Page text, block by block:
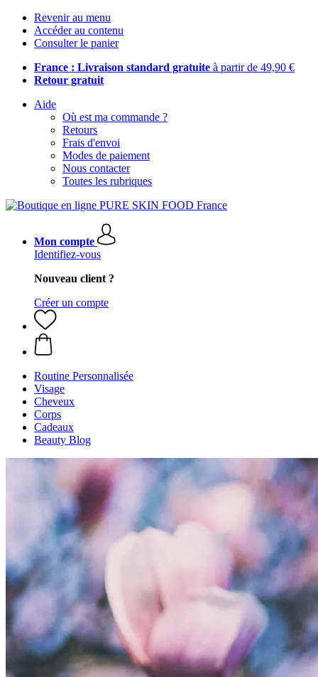
Revenir au menu
Accéder au contenu
Consulter le panier
France : Livraison standard gratuite à partir de 49,90 €
Retour gratuit
Aide
Où est ma commande ?
Retours
Frais d'envoi
Modes de paiement
Nous contacter
Toutes les rubriques
Mon compte
Identifiez-vous
Nouveau client ?
Créer un compte
Routine Personnalisée
Visage
Cheveux
Corps
Cadeaux
Beauty Blog